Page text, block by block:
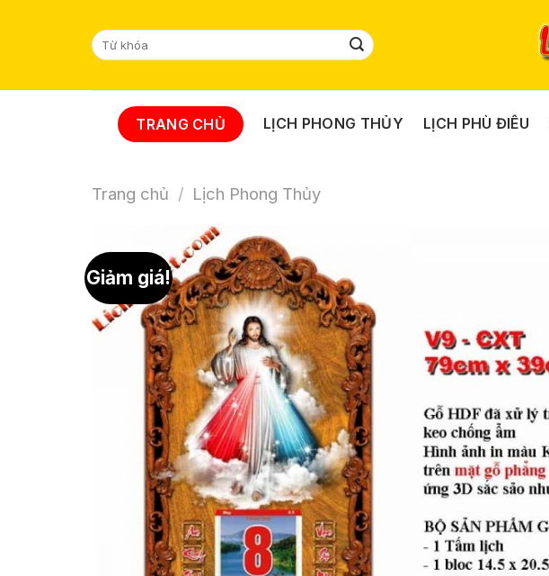
Tìm
kiếm:
TRANG CHỦ LỊCH PHONG THỦY LỊCH PHÙ ĐIÊU
Trang chủ / Lịch Phong Thủy
Giảm giá!